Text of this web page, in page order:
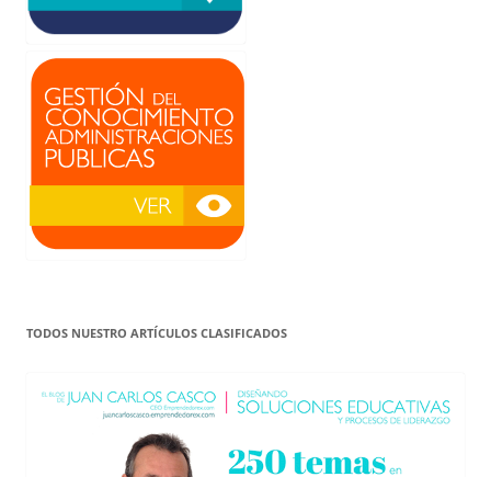
TODOS NUESTRO ARTÍCULOS CLASIFICADOS